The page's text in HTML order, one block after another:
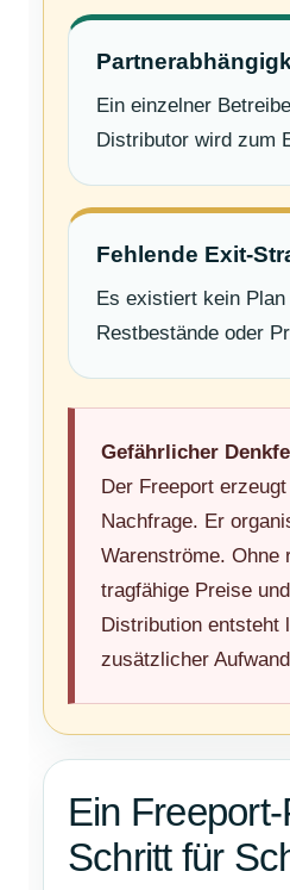
Ein einzelner
Distributor wird zum
Fehlende Exit-
Es existiert kein Plan
Restbestände oder
Gefährlicher
Der Freeport
Nachfrage. Er
Warenströme. Ohne
tragfähige Preise
Distribution entsteht
zusätzlicher
Ein
Schritt für